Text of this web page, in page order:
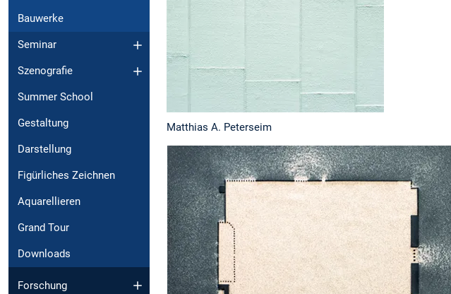
Bauwerke
Seminar
Szenografie
Summer School
Gestaltung
Darstellung
Figürliches Zeichnen
Aquarellieren
Grand Tour
Downloads
Forschung
Matthias A. Peterseim